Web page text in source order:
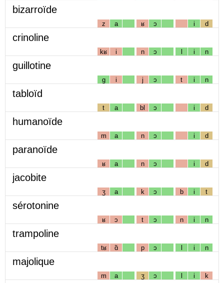
bizarroïde
z a ʁ ɔ i d
crinoline
kʁ i n ɔ l i n
guillotine
g i j ɔ t i n
tabloïd
t a bl ɔ i d
humanoïde
m a n ɔ i d
paranoïde
ʁ a n ɔ i d
jacobite
ʒ a k ɔ b i t
sérotonine
ʁ ɔ t ɔ n i n
trampoline
tʁ ɑ̃ p ɔ l i n
majolique
m a ʒ ɔ l i k